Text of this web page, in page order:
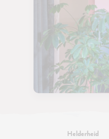
Helderheid